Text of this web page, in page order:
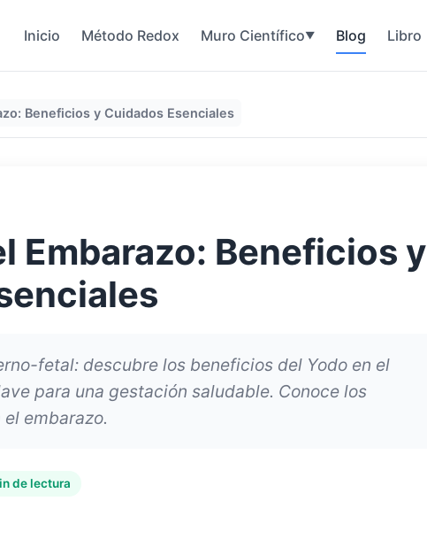
Inicio Método Redox Muro Científico▼ Blog Libro
Beneficios y Cuidados Esenciales
Embarazo: Beneficios y
fetal: descubre los beneficios del Yodo en el
para una gestación saludable. Conoce los
embarazo.
de lectura